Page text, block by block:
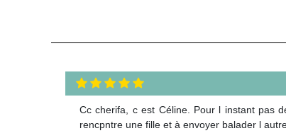
Cc cherifa, c est Céline. Pour l instant pas
rencpntre une fille et à envoyer balader l